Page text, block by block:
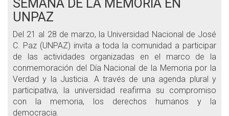
SEMANA DE LA MEMORIA EN
UNPAZ
Del 21 al 28 de marzo, la Universidad Nacional de José
C. Paz (UNPAZ) invita a toda la comunidad a participar
de las actividades organizadas en el marco de la
conmemoración del Día Nacional de la Memoria por la
Verdad y la Justicia. A través de una agenda plural y
participativa, la universidad reafirma su compromiso
con la memoria, los derechos humanos y la
democracia.